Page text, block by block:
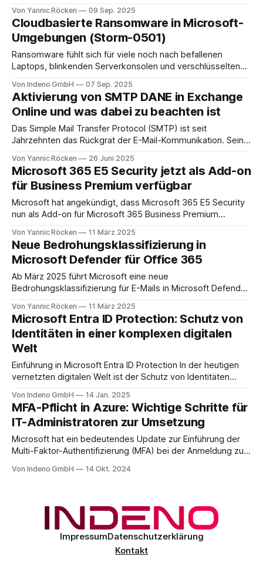
ist genau dafür gedacht. Der Service entstand 2018
(Protecting democracy with Microsoft AccountGuard) im
Umfeld des "Defending Democracy"-Programms, nachdem
Microsoft wiederholt Domains und
Von Yannic Röcken 09 Sep. 2025
Cloudbasierte Ransomware in Microsoft-
Umgebungen (Storm-0501)
Ransomware fühlt sich für viele noch nach befallenen
Laptops, blinkenden Serverkonsolen und verschlüsselten
Microsoft als Storm-0501 gefasste Akteur zeigt, wie
Erpressung heute in Microsoft 365 und Microsoft Azure
funktioniert: ohne klassische Payloads, stattdessen mit
legitimen Cloud-Operationen. Die Angreifer
Von Indeno GmbH 07 Sep. 2025
Aktivierung von SMTP DANE in Exchange
Online und was dabei zu beachten ist
Das Simple Mail Transfer Protocol (SMTP) ist seit
Jahrzehnten das Rückgrat der E-Mail-Kommunikation. Seine
stellt sie eine Schwachstelle dar. Standard-SMTP überträgt
E-Mails unverschlüsselt. Zwar kann durch TLS (Transport
Layer Security) eine verschlüsselte Übertragung etabliert
werden, jedoch erfolgt
Von Yannic Röcken 26 Juni 2025
Microsoft 365 E5 Security jetzt als Add-on
für Business Premium verfügbar
Microsoft hat angekündigt, dass Microsoft 365 E5 Security
nun als Add-on für Microsoft 365 Business Premium
Sicherheitsfunktionen in den SMB-Bereich und hilft kleinen
und mittelständischen Unternehmen (SMBs), sich besser
gegen Cyberbedrohungen zu schützen. Warum ist das
wichtig? Die Bedrohungslage für SMBs entwickelt
Von Yannic Röcken 11 März 2025
Neue Bedrohungsklassifizierung in
Microsoft Defender für Office 365
Ab März 2025 führt Microsoft eine neue
Bedrohungsklassifizierung für E-Mails in Microsoft Defender
Introducing "Threat classification" for email). Diese
Erweiterung verbessert die Möglichkeiten zur Erkennung,
Analyse und Reaktion auf Bedrohungen in der E-Mail-
Kommunikation. Die Einführung der
Von Yannic Röcken 11 März 2025
Microsoft Entra ID Protection: Schutz von
Identitäten in einer komplexen digitalen
Welt
Einführung in Microsoft Entra ID Protection In der heutigen
vernetzten digitalen Welt ist der Schutz von Identitäten
weiterentwickelt und sind zunehmend ausgefeilter und
schwerer zu erkennen. Microsoft Entra ID Protection ist ein
leistungsstarkes Tool, das entwickelt wurde, um diesen
Herausforderungen zu begegnen und fortschrittlichen
Von Indeno GmbH 14 Jan. 2025
MFA-Pflicht in Azure: Wichtige Schritte für
IT-Administratoren zur Umsetzung
Microsoft hat ein bedeutendes Update zur Einführung der
Multi-Faktor-Authentifizierung (MFA) bei der Anmeldung zu
Sicherheit von Azure-Umgebungen erhöhen und stellt eine
the required multi-
Von Indeno GmbH 14 Okt. 2024
ImpressumDatenschutzerklärung
Kontakt